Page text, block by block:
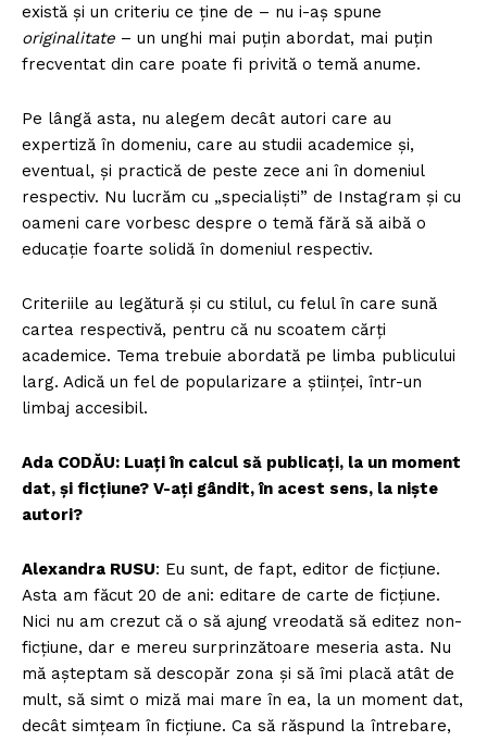
există şi un criteriu ce ţine de – nu i-aș spune
originalitate – un unghi mai puțin abordat, mai puțin
frecventat din care poate fi privită o temă anume.
Pe lângă asta, nu alegem decât autori care au
expertiză în domeniu, care au studii academice și,
eventual, și practică de peste zece ani în domeniul
respectiv. Nu lucrăm cu „specialiști” de Instagram și cu
oameni care vorbesc despre o temă fără să aibă o
educație foarte solidă în domeniul respectiv.
Criteriile au legătură şi cu stilul, cu felul în care sună
cartea respectivă, pentru că nu scoatem cărți
academice. Tema trebuie abordată pe limba publicului
larg. Adică un fel de popularizare a științei, într-un
limbaj accesibil.
Ada CODĂU: Luați în calcul să publicați, la un moment
dat, și ficțiune? V-ați gândit, în acest sens, la niște
autori?
Alexandra RUSU: Eu sunt, de fapt, editor de ficțiune.
Asta am făcut 20 de ani: editare de carte de ficțiune.
Nici nu am crezut că o să ajung vreodată să editez non-
ficțiune, dar e mereu surprinzătoare meseria asta. Nu
mă așteptam să descopăr zona și să îmi placă atât de
mult, să simt o miză mai mare în ea, la un moment dat,
decât simțeam în ficțiune. Ca să răspund la întrebare,